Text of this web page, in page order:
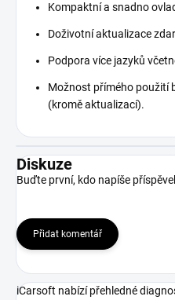
Kompaktní a snadno
Doživotní aktualizace
Podpora více jazyků
Možnost přímého použití
(kromě aktualizací).
Diskuze
Buďte první, kdo napíše
Přidat komentář
iCarsoft nabízí přehledné